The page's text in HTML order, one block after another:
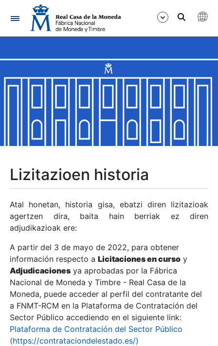
Nabigazioa
Erakutsi/Ezkutatu
Erakutsi/Ezkutatu
Erakutsi/Ezkutatu
Erakutsi/Ezkutatu
Erakutsi/Ezkutatu
Erakutsi/Ezkutatu
Erakutsi/Ezkutatu
Lizitazioen historia
Atal honetan, historia gisa, ebatzi diren lizitazioak
agertzen dira, baita hain berriak ez diren
adjudikazioak ere:
A partir del 3 de mayo de 2022, para obtener
información respecto a Licitaciones en curso y
Adjudicaciones ya aprobadas por la Fábrica
Nacional de Moneda y Timbre - Real Casa de la
Moneda, puede acceder al perfil del contratante del
a FNMT-RCM en la Plataforma de Contratación del
Sector Público accediendo en el siguiente link:
Plataforma de Contratación del Sector Público
(https://contrataciondelestado.es/)